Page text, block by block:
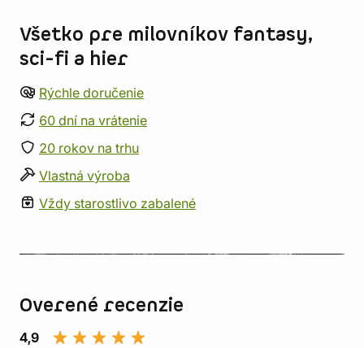
Všetko pre milovníkov fantasy,
sci-fi a hier
Rýchle doručenie
60 dní na vrátenie
20 rokov na trhu
Vlastná výroba
Vždy starostlivo zabalené
Overené recenzie
4,9